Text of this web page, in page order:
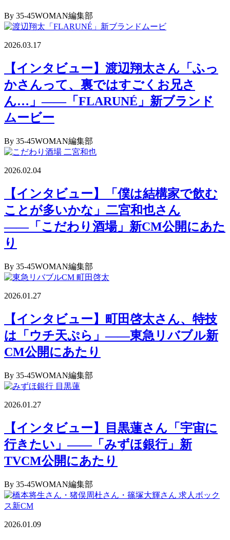
By 35-45WOMAN編集部
2026.03.17
【インタビュー】渡辺翔太さん「ふっ
かさんって、裏ではすごくお兄さ
ん…」――「FLARUNÉ」新ブランド
ムービー
By 35-45WOMAN編集部
2026.02.04
【インタビュー】「僕は結構家で飲む
ことが多いかな」二宮和也さん
――「こだわり酒場」新CM公開にあた
り
By 35-45WOMAN編集部
2026.01.27
【インタビュー】町田啓太さん、特技
は「ウチ天ぷら」――東急リバブル新
CM公開にあたり
By 35-45WOMAN編集部
2026.01.27
【インタビュー】目黒蓮さん「宇宙に
行きたい」――「みずほ銀行」新
TVCM公開にあたり
By 35-45WOMAN編集部
2026.01.09